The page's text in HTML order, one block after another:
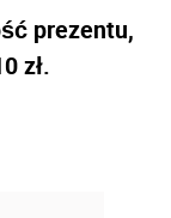
prezentu,
zł.